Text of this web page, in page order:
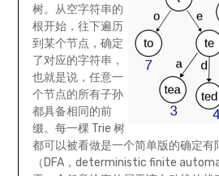
树。从空字符串的
根开始，往下遍历
到某个节点，确定
了对应的字符串，
也就是说，任意一
个节点的所有子孙
都具备相同的前
缀。每一棵 Trie 树
都可以被看做是一个简单版的确定有
（DFA，deterministic finite